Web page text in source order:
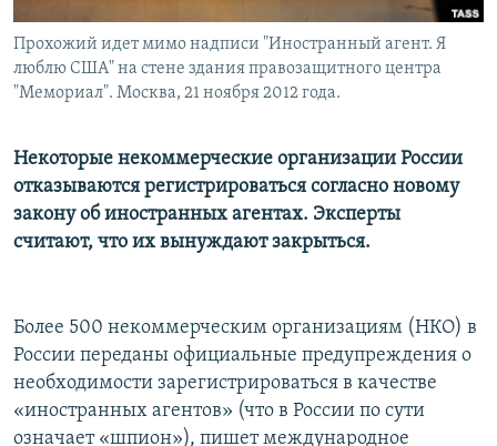
Прохожий идет мимо надписи "Иностранный агент. Я
люблю США" на стене здания правозащитного центра
"Мемориал". Москва, 21 ноября 2012 года.
Некоторые некоммерческие организации России
отказываются регистрироваться согласно новому
закону об иностранных агентах. Эксперты
считают, что их вынуждают закрыться.
Более 500 некоммерческим организациям (НКО) в
России переданы официальные предупреждения о
необходимости зарегистрироваться в качестве
«иностранных агентов» (что в России по сути
означает «шпион»), пишет международное